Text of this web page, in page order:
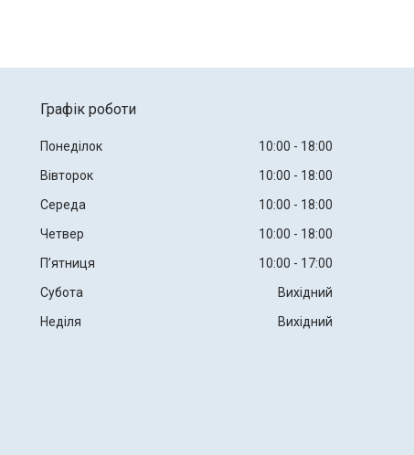
Графік роботи
Понеділок 10:00
18:00
Вівторок
10:00
18:00
Середа
10:00
18:00
Четвер
10:00
18:00
Пʼятниця
10:00
17:00
Субота
Вихідний
Неділя
Вихідний